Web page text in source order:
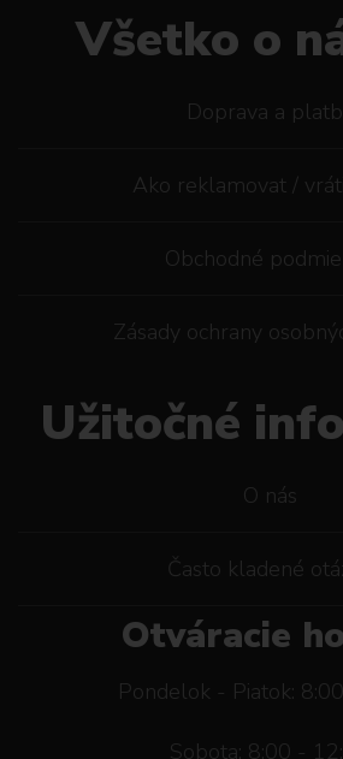
Všetko o
Doprava a
Ako reklamovat /
Obchodné
Zásady ochrany
Užitočné
O nás
Často kladené
Otváracie
Pondelok - Piatok:
Sobota: 8:00 -